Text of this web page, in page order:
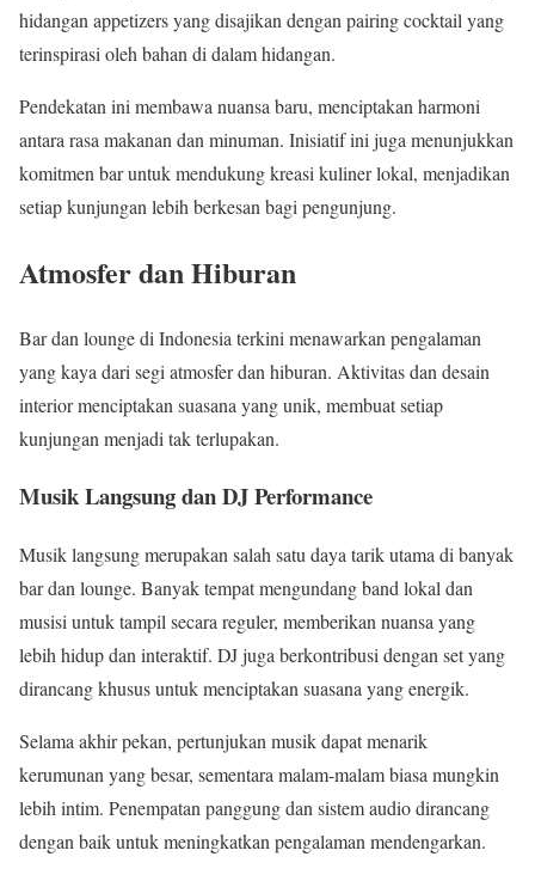
hidangan appetizers yang disajikan dengan pairing cocktail yang
terinspirasi oleh bahan di dalam hidangan.
Pendekatan ini membawa nuansa baru, menciptakan harmoni
antara rasa makanan dan minuman. Inisiatif ini juga menunjukkan
komitmen bar untuk mendukung kreasi kuliner lokal, menjadikan
setiap kunjungan lebih berkesan bagi pengunjung.
Atmosfer dan Hiburan
Bar dan lounge di Indonesia terkini menawarkan pengalaman
yang kaya dari segi atmosfer dan hiburan. Aktivitas dan desain
interior menciptakan suasana yang unik, membuat setiap
kunjungan menjadi tak terlupakan.
Musik Langsung dan DJ Performance
Musik langsung merupakan salah satu daya tarik utama di banyak
bar dan lounge. Banyak tempat mengundang band lokal dan
musisi untuk tampil secara reguler, memberikan nuansa yang
lebih hidup dan interaktif. DJ juga berkontribusi dengan set yang
dirancang khusus untuk menciptakan suasana yang energik.
Selama akhir pekan, pertunjukan musik dapat menarik
kerumunan yang besar, sementara malam-malam biasa mungkin
lebih intim. Penempatan panggung dan sistem audio dirancang
dengan baik untuk meningkatkan pengalaman mendengarkan.